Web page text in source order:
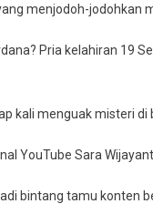
menjodoh-jodohkan
Pria kelahiran 19
kali menguak misteri
YouTube Sara
bintang tamu konten